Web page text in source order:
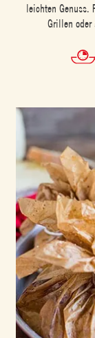
leichten Genuss.
Grillen oder